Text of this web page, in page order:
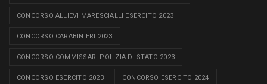
CONCORSO ALLIEVI MARESCIALLI ESERCITO 2023
CONCORSO CARABINIERI 2023
CONCORSO COMMISSARI POLIZIA DI STATO 2023
CONCORSO ESERCITO 2023 CONCORSO ESERCITO 2024